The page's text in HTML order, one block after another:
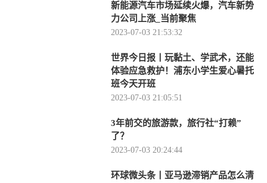
新能源汽车市场延续火爆，汽车新势
力公司上涨_当前聚焦
2023-07-03 21:53:32
世界今日报丨玩黏土、学武术，还能
体验应急救护！浦东小学生爱心暑托
班今天开班
2023-07-03 21:05:51
3年前交的旅游款，旅行社“打赖”
了？
2023-07-03 20:24:44
环球微头条丨亚马逊滞销产品怎么清